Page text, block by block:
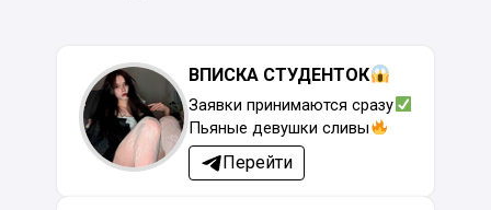
ВПИСКА СТУДЕНТОК
Заявки принимаются сразу
Пьяные девушки сливы
Перейти